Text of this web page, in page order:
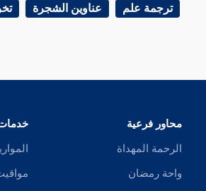
ترجمة علم عناوين الشجرة
محاور فرعية
الرحمة المهداة
واحة رمضان
خدمات